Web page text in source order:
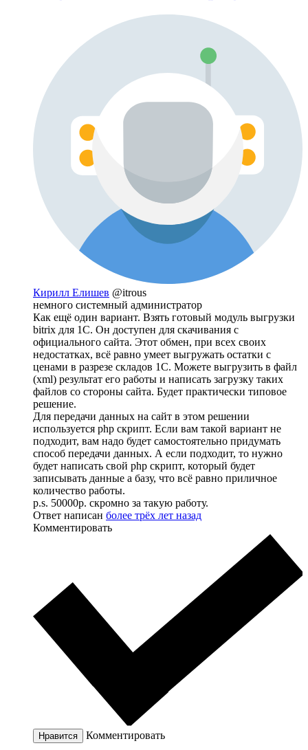
Кирилл Елишев @itrous
немного системный администратор
Как ещё один вариант. Взять готовый модуль выгрузки
bitrix для 1С. Он доступен для скачивания с
официального сайта. Этот обмен, при всех своих
недостатках, всё равно умеет выгружать остатки с
ценами в разрезе складов 1С. Можете выгрузить в файл
(xml) результат его работы и написать загрузку таких
файлов со стороны сайта. Будет практически типовое
решение.
Для передачи данных на сайт в этом решении
используется php скрипт. Если вам такой вариант не
подходит, вам надо будет самостоятельно придумать
способ передачи данных. А если подходит, то нужно
будет написать свой php скрипт, который будет
записывать данные а базу, что всё равно приличное
количество работы.
p.s. 50000р. скромно за такую работу.
Ответ написан более трёх лет назад
Комментировать
Нравится Комментировать